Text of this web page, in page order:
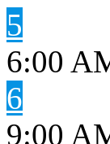
5
6:00
6
9:00